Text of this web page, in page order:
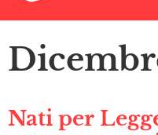
Nati per